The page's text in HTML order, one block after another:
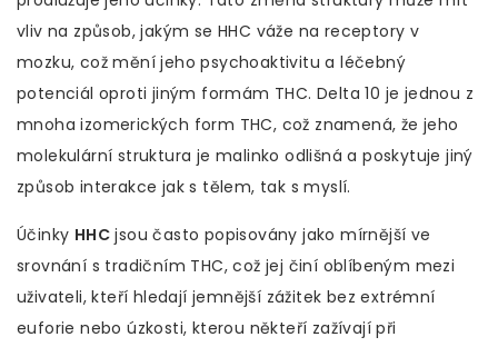
vliv na způsob, jakým se HHC váže na receptory v
mozku, což mění jeho psychoaktivitu a léčebný
potenciál oproti jiným formám THC. Delta 10 je jednou z
mnoha izomerických form THC, což znamená, že jeho
molekulární struktura je malinko odlišná a poskytuje jiný
způsob interakce jak s tělem, tak s myslí.
Účinky HHC jsou často popisovány jako mírnější ve
srovnání s tradičním THC, což jej činí oblíbeným mezi
uživateli, kteří hledají jemnější zážitek bez extrémní
euforie nebo úzkosti, kterou někteří zažívají při